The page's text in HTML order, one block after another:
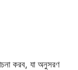
করব, যা অনুসরণ